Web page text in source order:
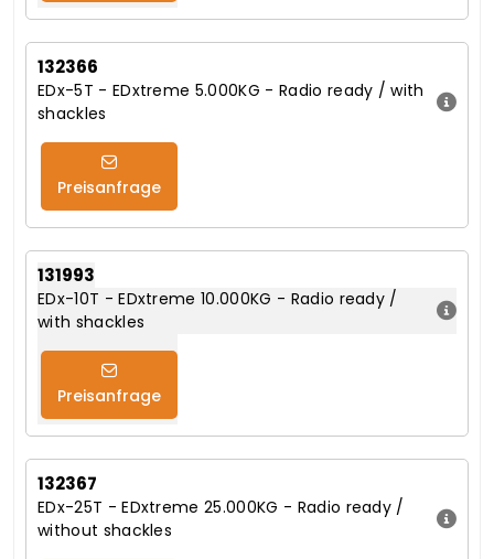
132366
EDx-5T - EDxtreme 5.000KG - Radio ready / with
shackles
Preisanfrage
131993
EDx-10T - EDxtreme 10.000KG - Radio ready /
with shackles
Preisanfrage
132367
EDx-25T - EDxtreme 25.000KG - Radio ready /
without shackles